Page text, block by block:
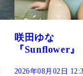
藤水咲桜『花
だまり』
2026年08月02日